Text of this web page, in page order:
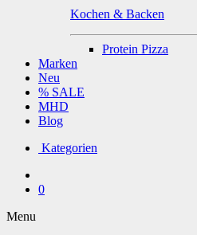
Kochen & Backen
Protein Pizza
Marken
Neu
% SALE
MHD
Blog
Kategorien
0
Menu